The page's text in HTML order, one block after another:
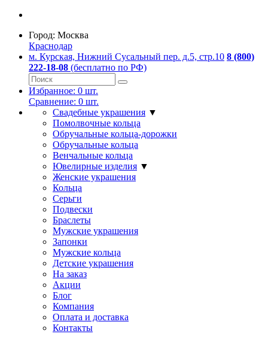
Город: Москва
Краснодар
м. Курская, Нижний Сусальный пер. д.5, стр.10 8 (800)
222-18-08 (бесплатно по РФ)
Избранное: 0 шт.
Сравнение: 0 шт.
Свадебные украшения ▼
Помолвочные кольца
Обручальные кольца-дорожки
Обручальные кольца
Венчальные кольца
Ювелирные изделия ▼
Женские украшения
Кольца
Серьги
Подвески
Браслеты
Мужские украшения
Запонки
Мужские кольца
Детские украшения
На заказ
Акции
Блог
Компания
Оплата и доставка
Контакты